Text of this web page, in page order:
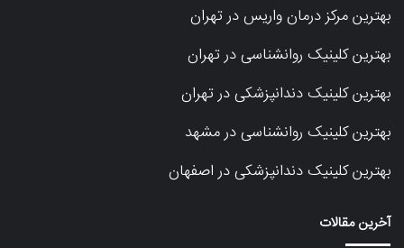
بهترین مرکز درمان واریس در تهران
بهترین کلینیک روانشناسی در تهران
بهترین کلینیک دندانپزشکی در تهران
بهترین کلینیک روانشناسی در مشهد
بهترین کلینیک دندانپزشکی در اصفهان
آخرین مقالات